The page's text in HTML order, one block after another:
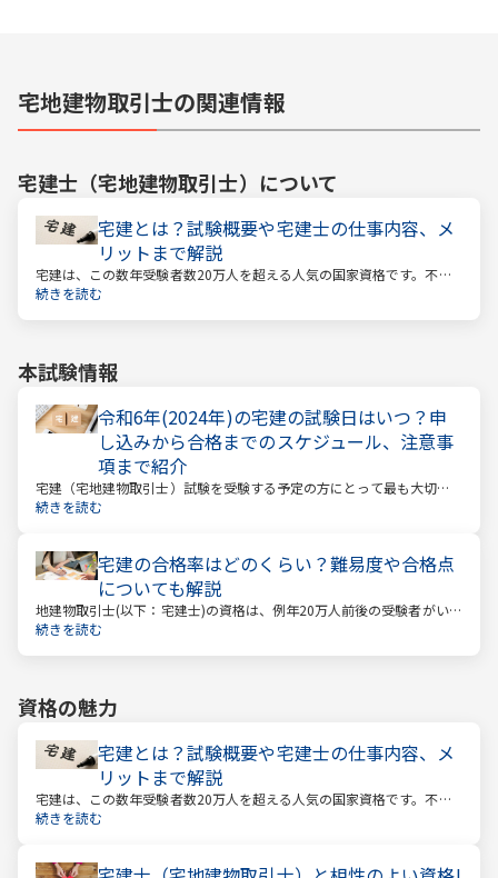
宅地建物取引士の関連情報
宅建士（宅地建物取引士） について
宅建とは？試験概要や宅建士の仕事内容、メ
リットまで解説
宅建は、この数年受験者数20万人を超える人気の国家資格です。不動
産業に携わる人をはじめ、他業種、学生、主婦まで、さまざまな方が
続きを読む
本試験情報
令和6年(2024年)の宅建の試験日はいつ？申
し込みから合格までのスケジュール、注意事
項まで紹介
宅建（宅地建物取引士）試験を受験する予定の方にとって最も大切な
情報は「試験日」です。いつから勉強を始めるか、もう始めているな
続きを読む
宅建の合格率はどのくらい？難易度や合格点
についても解説
地建物取引士(以下：宅建士)の資格は、例年20万人前後の受験者がいる
人気資格。 その試験の合格率は15～18%程度であり、過去10年の平均
続きを読む
資格の魅力
宅建とは？試験概要や宅建士の仕事内容、メ
リットまで解説
宅建は、この数年受験者数20万人を超える人気の国家資格です。不動
産業に携わる人をはじめ、他業種、学生、主婦まで、さまざまな方が
続きを読む